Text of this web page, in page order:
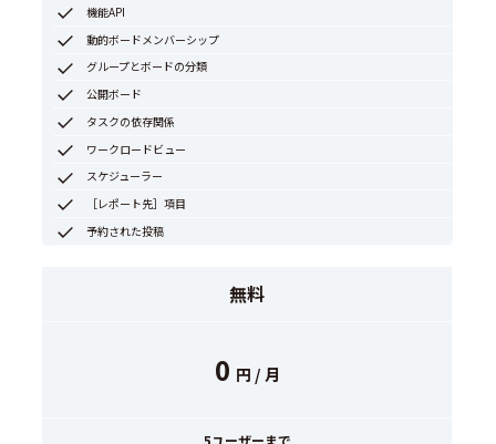
機能API
動的ボードメンバーシップ
グループとボードの分類
公開ボード
タスクの依存関係
ワークロードビュー
スケジューラー
［レポート先］項目
予約された投稿
無料
0 円 / 月
5ユーザーまで